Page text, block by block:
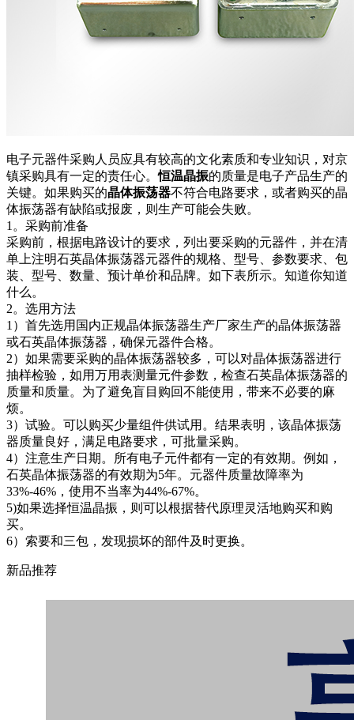
电子元器件采购人员应具有较高的文化素质和专业知识，对京
镇采购具有一定的责任心。恒温晶振的质量是电子产品生产的
关键。如果购买的晶体振荡器不符合电路要求，或者购买的晶
体振荡器有缺陷或报废，则生产可能会失败。
1。采购前准备
采购前，根据电路设计的要求，列出要采购的元器件，并在清
单上注明石英晶体振荡器元器件的规格、型号、参数要求、包
装、型号、数量、预计单价和品牌。如下表所示。知道你知道
什么。
2。选用方法
1）首先选用国内正规晶体振荡器生产厂家生产的晶体振荡器
或石英晶体振荡器，确保元器件合格。
2）如果需要采购的晶体振荡器较多，可以对晶体振荡器进行
抽样检验，如用万用表测量元件参数，检查石英晶体振荡器的
质量和质量。为了避免盲目购回不能使用，带来不必要的麻
烦。
3）试验。可以购买少量组件供试用。结果表明，该晶体振荡
器质量良好，满足电路要求，可批量采购。
4）注意生产日期。所有电子元件都有一定的有效期。例如，
石英晶体振荡器的有效期为5年。元器件质量故障率为
33%-46%，使用不当率为44%-67%。
5)如果选择恒温晶振，则可以根据替代原理灵活地购买和购
买。
6）索要和三包，发现损坏的部件及时更换。
新品推荐